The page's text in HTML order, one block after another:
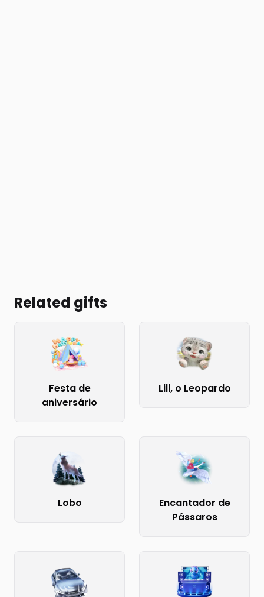
Related gifts
Festa de
aniversário
Lili, o Leopardo
Lobo
Encantador de
Pássaros